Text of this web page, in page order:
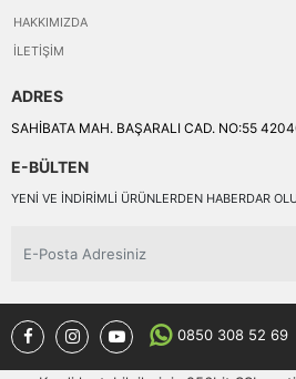
HAKKIMIZDA
İLETIŞIM
ADRES
SAHİBATA MAH. BAŞARALI CAD. NO:55
E-BÜLTEN
YENI VE INDIRIMLI ÜRÜNLERDEN HABERDAR
0850 308 52 69